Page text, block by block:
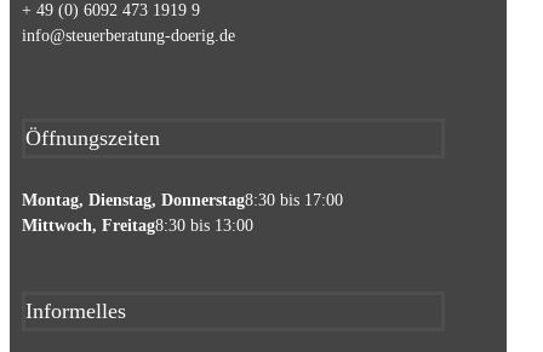
+ 49 (0) 6092 473 1919 9
info@steuerberatung-doerig.de
Öffnungszeiten
Montag, Dienstag, Donnerstag8:30 bis 17:00
Mittwoch, Freitag8:30 bis 13:00
Informelles